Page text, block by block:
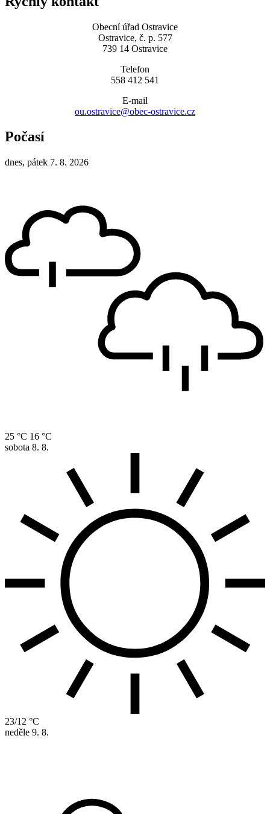
Obecní úřad Ostravice
Ostravice, č. p. 577
739 14 Ostravice
Telefon
558 412 541
E-mail
ou.ostravice@obec-ostravice.cz
Počasí
dnes, pátek 7. 8. 2026
25 °C 16 °C
sobota 8. 8.
23/12 °C
neděle 9. 8.